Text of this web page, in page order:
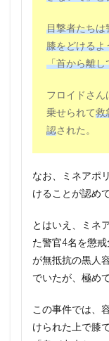
目撃者たちは
膝をどけるよ
「首から離し
フロイドさん
乗せられて救
認された。
なお、ミネアポ
けることが認め
とはいえ、ミネ
た警官4名を懲
が無抵抗の黒人
でいたが、極め
この事件では、
けられた上で膝